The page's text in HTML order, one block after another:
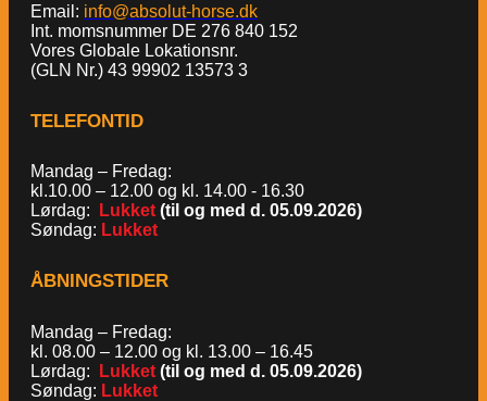
Email: info@absolut-horse.dk
Int. momsnummer DE 276 840 152
Vores Globale Lokationsnr.
(GLN Nr.) 43 99902 13573 3
TELEFONTID
Mandag – Fredag:
kl.10.00 – 12.00 og kl. 14.00 - 16.30
Lørdag:
Lukket (til og med d. 05.09.2026)
Søndag: Lukket
ÅBNINGSTIDER
Mandag – Fredag:
kl. 08.00 – 12.00 og kl. 13.00 – 16.45
Lørdag:
Lukket (til og med d. 05.09.2026)
Søndag: Lukket